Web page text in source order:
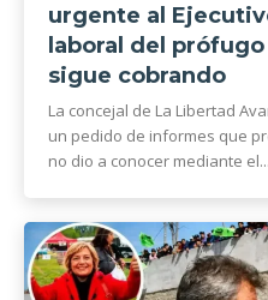
urgente al
laboral del
sigue cobrando
La concejal de La Libertad
un pedido de informes que
no dio a conocer mediante el...